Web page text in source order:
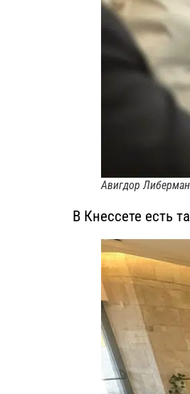
Авигдор Либерман
В Кнессете есть